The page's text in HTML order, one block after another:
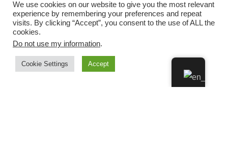
We use cookies on our website to give you the most relevant
experience by remembering your preferences and repeat
visits. By clicking “Accept”, you consent to the use of ALL the
cookies.
Do not use my information.
Cookie Settings Accept